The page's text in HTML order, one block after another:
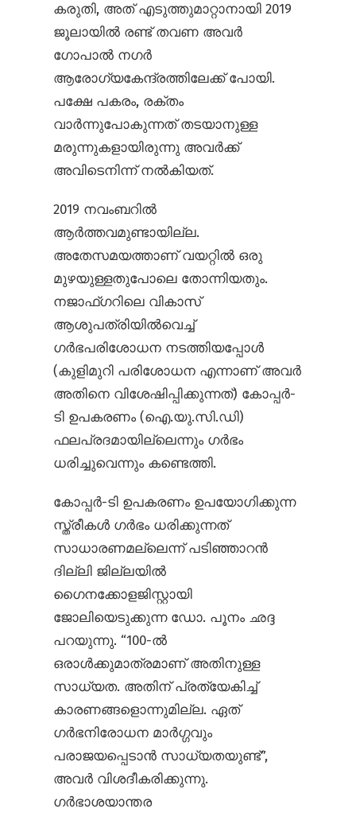
കരുതി, അത് എടുത്തുമാറ്റാനായി 2019
ജൂലായിൽ രണ്ട് തവണ അവർ
ഗോപാൽ നഗർ
ആരോഗ്യകേന്ദ്രത്തിലേക്ക് പോയി.
പക്ഷേ പകരം, രക്തം
വാർന്നുപോകുന്നത് തടയാനുള്ള
മരുന്നുകളായിരുന്നു അവർക്ക്
അവിടെനിന്ന് നൽകിയത്.
2019 നവംബറിൽ
ആർത്തവമുണ്ടായില്ല.
അതേസമയത്താണ് വയറ്റിൽ ഒരു
മുഴയുള്ളതുപോലെ തോന്നിയതും.
നജാഫ്ഗറിലെ വികാസ്
ആശുപത്രിയിൽ‌വെച്ച്
ഗർഭപരിശോധന നടത്തിയപ്പോൾ
(കുളിമുറി പരിശോധന എന്നാണ് അവർ
അതിനെ വിശേഷിപ്പിക്കുന്നത്) കോപ്പർ-
ടി ഉപകരണം (ഐ.യു.സി.ഡി)
ഫലപ്രദമായില്ലെന്നും ഗർഭം
ധരിച്ചുവെന്നും കണ്ടെത്തി.
കോപ്പർ-ടി ഉപകരണം ഉപയോഗിക്കുന്ന
സ്ത്രീകൾ ഗർഭം ധരിക്കുന്നത്
സാധാരണമല്ലെന്ന് പടിഞ്ഞാറൻ
ദില്ലി ജില്ലയിൽ
ഗൈനക്കോളജിസ്റ്റായി
ജോലിയെടുക്കുന്ന ഡോ. പൂനം ഛദ്ദ
പറയുന്നു. “100-ൽ
ഒരാൾക്കുമാത്രമാണ് അതിനുള്ള
സാധ്യത. അതിന് പ്രത്യേകിച്ച്
കാരണങ്ങളൊന്നുമില്ല. ഏത്
ഗർഭനിരോധന മാർഗ്ഗവും
പരാജയപ്പെടാൻ സാധ്യതയുണ്ട്”,
അവർ വിശദീകരിക്കുന്നു.
ഗർഭാശയാന്തര